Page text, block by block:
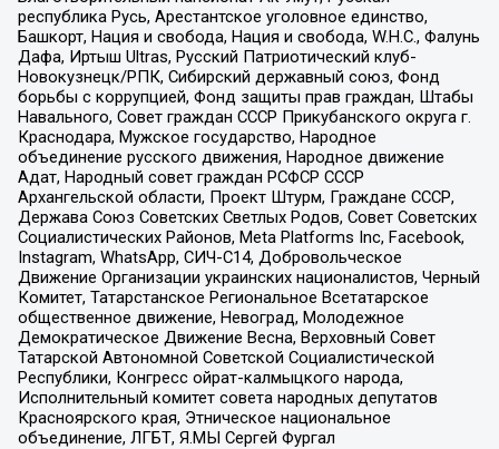
республика Русь, Арестантское уголовное единство,
Башкорт, Нация и свобода, Нация и свобода, W.H.С., Фалунь
Дафа, Иртыш Ultras, Русский Патриотический клуб-
Новокузнецк/РПК, Сибирский державный союз, Фонд
борьбы с коррупцией, Фонд защиты прав граждан, Штабы
Навального, Совет граждан СССР Прикубанского округа г.
Краснодара, Мужское государство, Народное
объединение русского движения, Народное движение
Адат, Народный совет граждан РСФСР СССР
Архангельской области, Проект Штурм, Граждане СССР,
Держава Союз Советских Светлых Родов, Совет Советских
Социалистических Районов, Meta Platforms Inc, Facebook,
Instagram, WhatsApp, СИЧ-С14, Добровольческое
Движение Организации украинских националистов, Черный
Комитет, Татарстанское Региональное Всетатарское
общественное движение, Невоград, Молодежное
Демократическое Движение Весна, Верховный Совет
Татарской Автономной Советской Социалистической
Республики, Конгресс ойрат-калмыцкого народа,
Исполнительный комитет совета народных депутатов
Красноярского края, Этническое национальное
объединение, ЛГБТ, Я.МЫ Сергей Фургал